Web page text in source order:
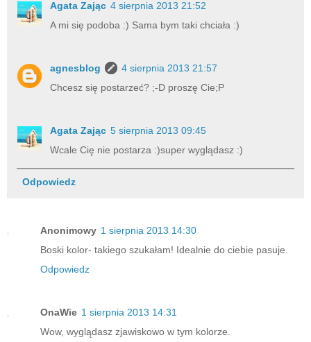
Agata Zając 4 sierpnia 2013 21:52
A mi się podoba :) Sama bym taki chciała :)
agnesblog
4 sierpnia 2013 21:57
Chcesz się postarzeć? ;-D proszę Cie;P
Agata Zając 5 sierpnia 2013 09:45
Wcale Cię nie postarza :)super wyglądasz :)
Odpowiedz
Anonimowy 1 sierpnia 2013 14:30
Boski kolor- takiego szukałam! Idealnie do ciebie pasuje.
Odpowiedz
OnaWie 1 sierpnia 2013 14:31
Wow, wyglądasz zjawiskowo w tym kolorze.